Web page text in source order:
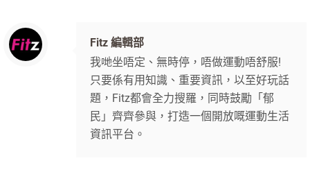
Fitz 編輯部
我哋坐唔定、無時停，唔做運動唔舒服!
只要係有用知識、重要資訊，以至好玩話
題，Fitz都會全力搜羅，同時鼓勵「郁
民」齊齊參與，打造一個開放嘅運動生活
資訊平台。